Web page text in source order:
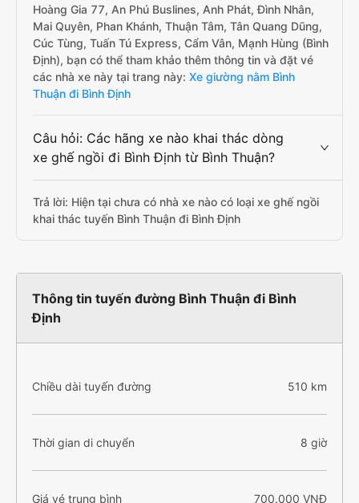
Hoàng Gia 77, An Phú Buslines, Anh Phát, Đình Nhân,
Mai Quyên, Phan Khánh, Thuận Tâm, Tân Quang Dũng,
Cúc Tùng, Tuấn Tú Express, Cẩm Vân, Mạnh Hùng (Bình
Định), bạn có thể tham khảo thêm thông tin và đặt vé
các nhà xe này tại trang này: Xe giường nằm Bình
Thuận đi Bình Định
Câu hỏi: Các hãng xe nào khai thác dòng
xe ghế ngồi đi Bình Định từ Bình Thuận?
Trả lời: Hiện tại chưa có nhà xe nào có loại xe ghế ngồi
khai thác tuyến Bình Thuận đi Bình Định
Thông tin tuyến đường Bình Thuận đi Bình
Định
Chiều dài tuyến đường 510 km
Thời gian di chuyển 8 giờ
Giá vé trung bình 700.000 VNĐ